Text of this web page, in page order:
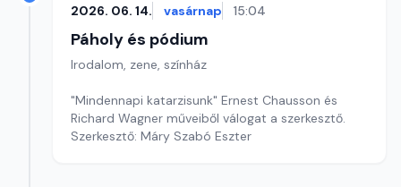
2026. 06. 14. vasárnap 15:04
Páholy és pódium
Irodalom, zene, színház
"Mindennapi katarzisunk" Ernest Chausson és
Richard Wagner műveiből válogat a szerkesztő.
Szerkesztő: Máry Szabó Eszter